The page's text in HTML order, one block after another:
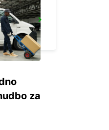
za